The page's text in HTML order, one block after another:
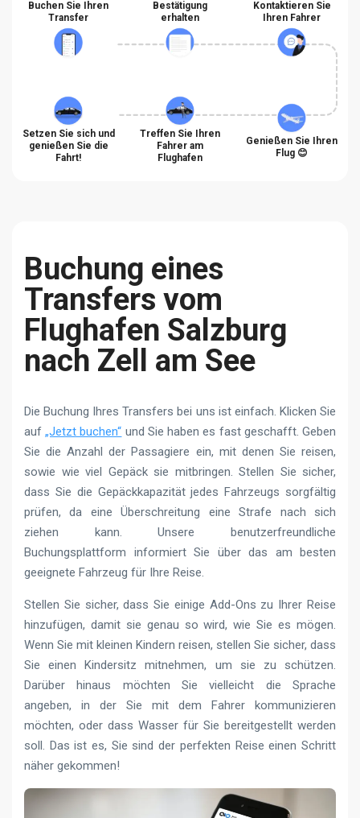
Buchen Sie Ihren
Transfer
Bestätigung
erhalten
Kontaktieren Sie
Ihren Fahrer
Setzen Sie sich und
genießen Sie die
Fahrt!
Treffen Sie Ihren
Fahrer am
Flughafen
Genießen Sie Ihren
Flug 😊
Buchung eines
Transfers vom
Flughafen Salzburg
nach Zell am See
Die Buchung Ihres Transfers bei uns ist einfach. Klicken Sie
auf„Jetzt buchen“ und Sie haben es fast geschafft. Geben
Sie die Anzahl der Passagiere ein, mit denen Sie reisen,
sowie wie viel Gepäck sie mitbringen. Stellen Sie sicher,
dass Sie die Gepäckkapazität jedes Fahrzeugs sorgfältig
prüfen, da eine Überschreitung eine Strafe nach sich
ziehen kann. Unsere benutzerfreundliche
Buchungsplattform informiert Sie über das am besten
geeignete Fahrzeug für Ihre Reise.
Stellen Sie sicher, dass Sie einige Add-Ons zu Ihrer Reise
hinzufügen, damit sie genau so wird, wie Sie es mögen.
Wenn Sie mit kleinen Kindern reisen, stellen Sie sicher, dass
Sie einen Kindersitz mitnehmen, um sie zu schützen.
Darüber hinaus möchten Sie vielleicht die Sprache
angeben, in der Sie mit dem Fahrer kommunizieren
möchten, oder dass Wasser für Sie bereitgestellt werden
soll. Das ist es, Sie sind der perfekten Reise einen Schritt
näher gekommen!